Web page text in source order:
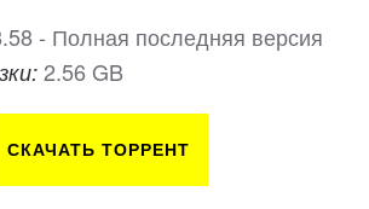
- Полная последняя версия
2.56 GB
СКАЧАТЬ ТОРРЕНТ